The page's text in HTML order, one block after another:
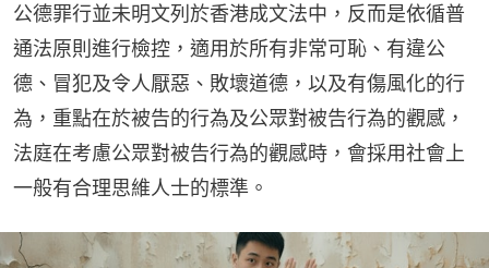
公德罪行並未明文列於香港成文法中，反而是依循普
通法原則進行檢控，適用於所有非常可恥、有違公
德、冒犯及令人厭惡、敗壞道德，以及有傷風化的行
為，重點在於被告的行為及公眾對被告行為的觀感，
法庭在考慮公眾對被告行為的觀感時，會採用社會上
一般有合理思維人士的標準。